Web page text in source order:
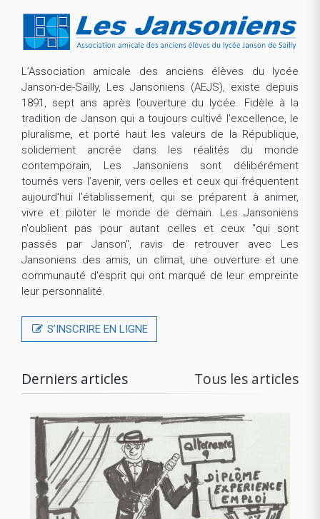
L’Association amicale des anciens élèves du lycée
Janson-de-Sailly, Les Jansoniens (AEJS), existe depuis
1891, sept ans après l’ouverture du lycée. Fidèle à la
tradition de Janson qui a toujours cultivé l’excellence, le
pluralisme, et porté haut les valeurs de la République,
solidement ancrée dans les réalités du monde
contemporain, Les Jansoniens sont délibérément
tournés vers l’avenir, vers celles et ceux qui fréquentent
aujourd'hui l'établissement, qui se préparent à animer,
vivre et piloter le monde de demain. Les Jansoniens
n'oublient pas pour autant celles et ceux "qui sont
passés par Janson", ravis de retrouver avec Les
Jansoniens des amis, un climat, une ouverture et une
communauté d'esprit qui ont marqué de leur empreinte
leur personnalité.
S’INSCRIRE EN LIGNE
Derniers articles Tous les articles